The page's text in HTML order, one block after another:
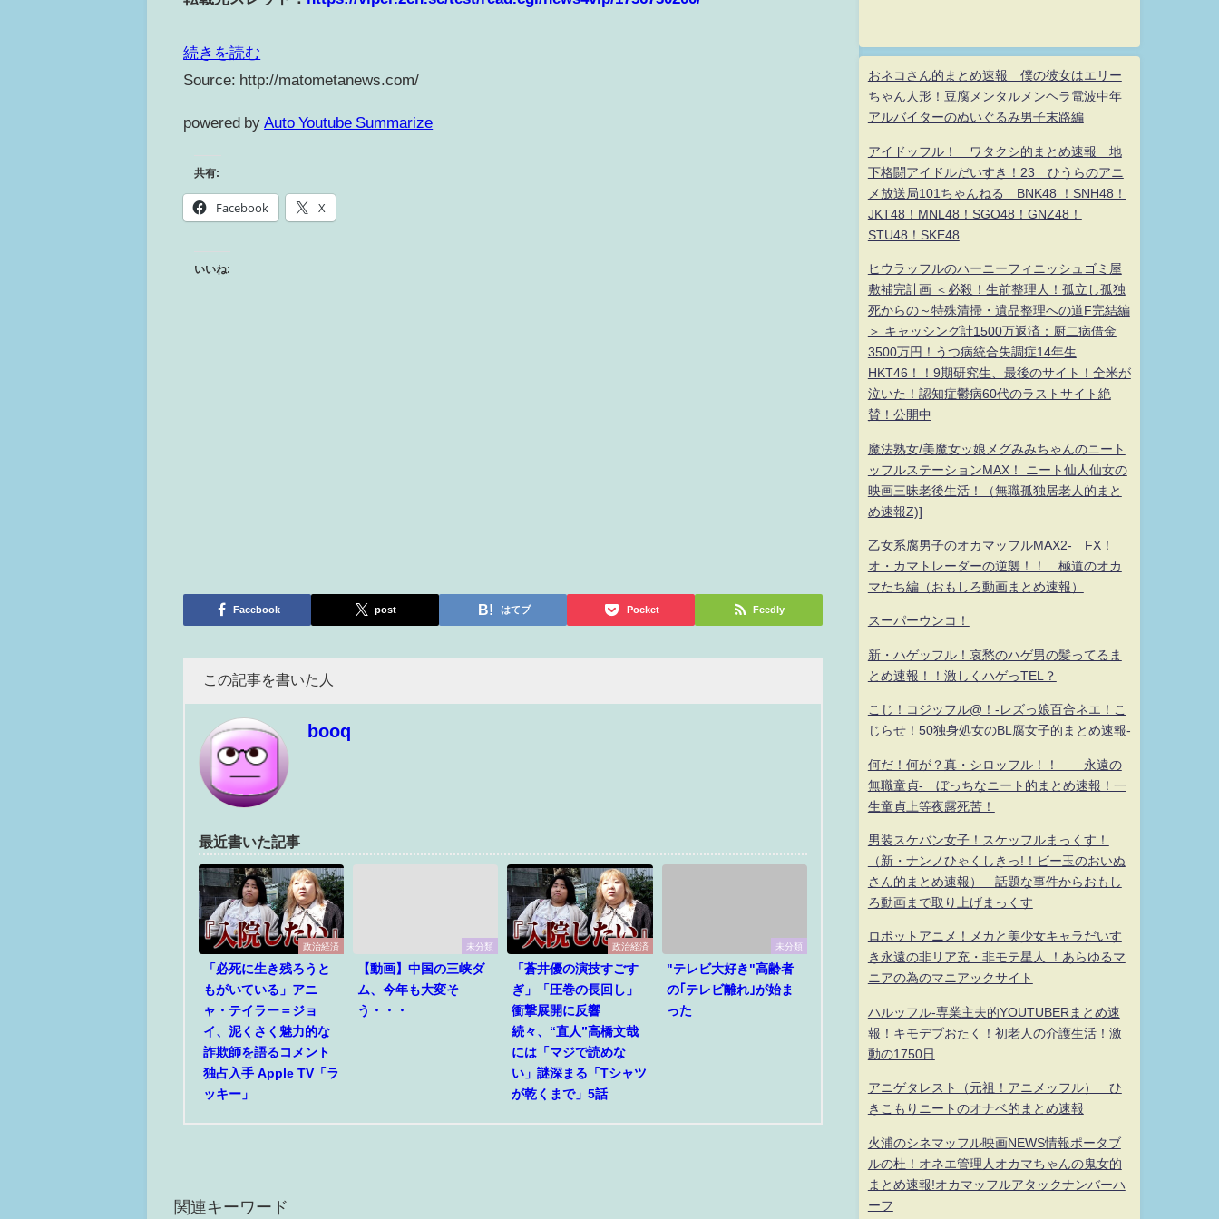
続きを読む
Source: http://matometanews.com/
powered by Auto Youtube Summarize
共有:
Facebook X
いいね:
Facebook post はてブ Pocket Feedly
この記事を書いた人
booq
最近書いた記事
政治経済
「必死に生き残ろうと
もがいている」アニ
ャ・テイラー＝ジョ
イ、泥くさく魅力的な
詐欺師を語るコメント
独占入手 Apple TV「ラ
ッキー」
未分類
【動画】中国の三峡ダ
ム、今年も大変そ
う・・・
政治経済
「蒼井優の演技すごす
ぎ」「圧巻の長回し」
衝撃展開に反響
続々、“直人”高橋文哉
には「マジで読めな
い」謎深まる「Tシャツ
が乾くまで」5話
未分類
"テレビ大好き"高齢者
の｢テレビ離れ｣が始ま
った
関連キーワード
おネコさん的まとめ速報 僕の彼女はエリー
ちゃん人形！豆腐メンタルメンヘラ電波中年
アルバイターのぬいぐるみ男子末路編
アイドッフル！ ワタクシ的まとめ速報 地
下格闘アイドルだいすき！23 ひうらのアニ
メ放送局101ちゃんねる BNK48 ！SNH48！
JKT48！MNL48！SGO48！GNZ48！
STU48！SKE48
ヒウラッフルのハーニーフィニッシュゴミ屋
敷補完計画 ＜必殺！生前整理人！孤立し孤独
死からの～特殊清掃・遺品整理への道F完結編
＞ キャッシング計1500万返済：厨二病借金
3500万円！うつ病統合失調症14年生
HKT46！！9期研究生、最後のサイト！全米が
泣いた！認知症鬱病60代のラストサイト絶
賛！公開中
魔法熟女/美魔女ッ娘メグみみちゃんのニート
ッフルステーションMAX！ ニート仙人仙女の
映画三昧老後生活！（無職孤独居老人的まと
め速報Z)]
乙女系腐男子のオカマッフルMAX2- FX！
オ・カマトレーダーの逆襲！！ 極道のオカ
マたち編（おもしろ動画まとめ速報）
スーパーウンコ！
新・ハゲッフル！哀愁のハゲ男の髪ってるま
とめ速報！！激しくハゲっTEL？
こじ！コジッフル@！-レズっ娘百合ネエ！こ
じらせ！50独身処女のBL腐女子的まとめ速報-
何だ！何が？真・シロッフル！！ 永遠の
無職童貞- ぼっちなニート的まとめ速報！一
生童貞上等夜露死苦！
男装スケバン女子！スケッフルまっくす！
（新・ナンノひゃくしきっ!！ビー玉のおいぬ
さん的まとめ速報） 話題な事件からおもし
ろ動画まで取り上げまっくす
ロボットアニメ！メカと美少女キャラだいす
き永遠の非リア充・非モテ星人 ！あらゆるマ
ニアの為のマニアックサイト
ハルッフル-専業主夫的YOUTUBERまとめ速
報！キモデブおたく！初老人の介護生活！激
動の1750日
アニゲタレスト（元祖！アニメッフル） ひ
きこもりニートのオナベ的まとめ速報
火浦のシネマッフル映画NEWS情報ポータブ
ルの杜！オネエ管理人オカマちゃんの鬼女的
まとめ速報!オカマッフルアタックナンバーハ
ーフ